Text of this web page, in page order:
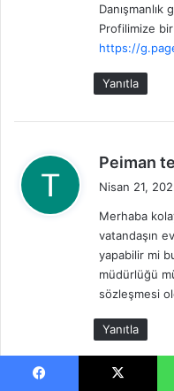
Profilimize
https://
Yanıtla
Peiman
Nisan 21,
Merhaba
vatandaşın
yapabilir mi
müdürlüğü
sözleşmesi
Yanıtla